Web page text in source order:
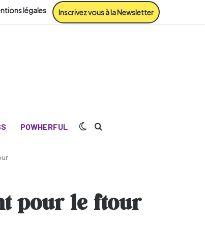
légales Inscrivez vous à la Newsletter
POWHERFUL Switch skin
pour le ftour